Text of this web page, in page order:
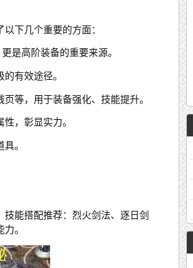
下几个重要的方面：
是高阶装备的重要来源。
有效途径。
等，用于装备强化、技能提升。
，彰显实力。
。
能搭配推荐：烈火剑法、逐日剑
。